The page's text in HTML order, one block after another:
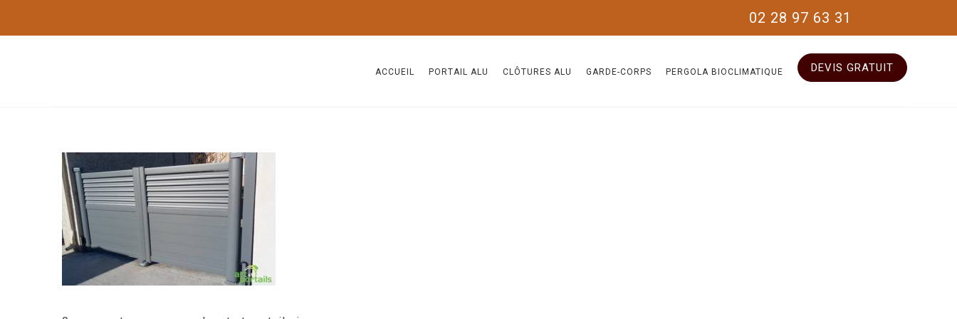
02 28 97 63 31
DEVIS GRATUIT
ACCUEIL PORTAIL ALU CLÔTURES ALU GARDE-CORPS PERGOLA BIOCLIMATIQUE